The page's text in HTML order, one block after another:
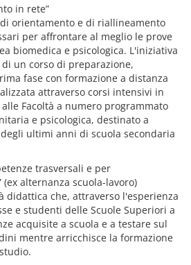
in rete”
orientamento e di riallineamento
per affrontare al meglio le prove
biomedica e psicologica. L'iniziativa
un corso di preparazione,
fase con formazione a distanza
attraverso corsi intensivi in
Facoltà a numero programmato
e psicologica, destinato a
ultimi anni di scuola secondaria
trasversali e per
(ex alternanza scuola-lavoro)
didattica che, attraverso l'esperienza
e studenti delle Scuole Superiori a
acquisite a scuola e a testare sul
mentre arricchisce la formazione